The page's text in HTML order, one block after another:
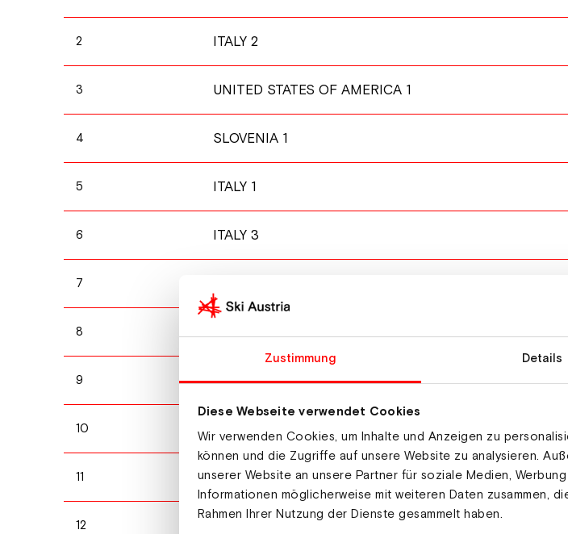
Zustimmung Details
Diese Webseite verwendet Cookies
Wir verwenden Cookies, um Inhalte und Anzeigen zu
können und die Zugriffe auf unsere Website zu analysieren.
unserer Website an unsere Partner für soziale Medien,
Informationen möglicherweise mit weiteren Daten zusammen,
Rahmen Ihrer Nutzung der Dienste gesammelt haben.
2 ITALY 2
3 UNITED STATES OF AMERICA 1
4 SLOVENIA 1
5 ITALY 1
6 ITALY 3
7
8 SWITZERLAND 1
9 CANADA 1
10 CANADA 2
11 GERMANY 1
12